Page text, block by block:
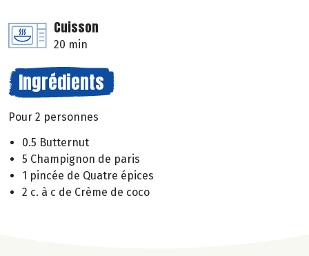
Cuisson
20 min
Ingrédients
Pour 2 personnes
0.5 Butternut
5 Champignon de paris
1 pincée de Quatre épices
2 c. à c de Crème de coco